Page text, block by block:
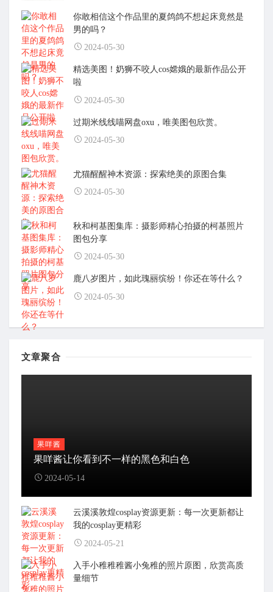
你敢相信这个作品里的夏鸽鸽不想起床竟然是
男的吗？
2024-05-30
精选美图！奶狮不咬人cos嫦娥的最新作品公开
啦
2024-05-30
过期米线线喵网盘oxu，唯美图包欣赏。
2024-05-30
尤猫醒醒神木资源：探索绝美的原图合集
2024-05-30
秋和柯基图集库：摄影师精心拍摄的柯基照片
图包分享
2024-05-30
鹿八岁图片，如此瑰丽缤纷！你还在等什么？
2024-05-30
文章聚合
果咩酱
果咩酱让你看到不一样的黑色和白色
2024-05-14
云溪溪敦煌cosplay资源更新：每一次更新都让
我的cosplay更精彩
2024-05-21
入手小稚稚稚酱小兔稚的照片原图，欣赏高质
量细节